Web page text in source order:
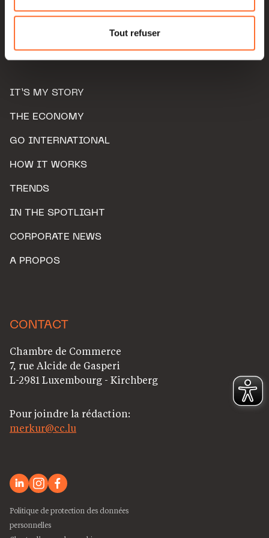
Pour de plus amples informations sur la manière dont
nous utilisons lescookies et sommes amenés à traiter
Charte d’usage des cookieset notrePolitique de
Tout refuser
IT’S MY STORY
THE ECONOMY
GO INTERNATIONAL
HOW IT WORKS
TRENDS
IN THE SPOTLIGHT
CORPORATE NEWS
A PROPOS
CONTACT
Chambre de Commerce
7, rue Alcide de Gasperi
L-2981 Luxembourg - Kirchberg
Pour joindre la rédaction:
merkur@cc.lu
Politique de protection des données
personnelles